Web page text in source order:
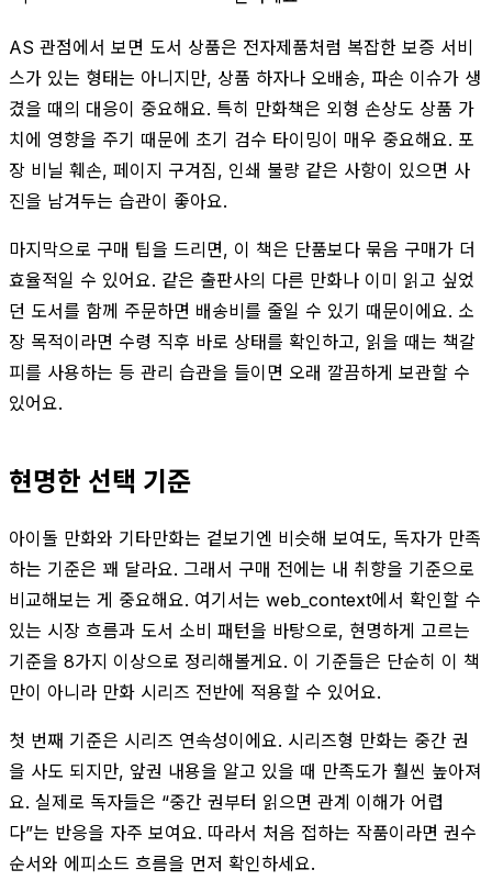
AS 관점에서 보면 도서 상품은 전자제품처럼 복잡한 보증 서비
스가 있는 형태는 아니지만, 상품 하자나 오배송, 파손 이슈가 생
겼을 때의 대응이 중요해요. 특히 만화책은 외형 손상도 상품 가
치에 영향을 주기 때문에 초기 검수 타이밍이 매우 중요해요. 포
장 비닐 훼손, 페이지 구겨짐, 인쇄 불량 같은 사항이 있으면 사
진을 남겨두는 습관이 좋아요.
마지막으로 구매 팁을 드리면, 이 책은 단품보다 묶음 구매가 더
효율적일 수 있어요. 같은 출판사의 다른 만화나 이미 읽고 싶었
던 도서를 함께 주문하면 배송비를 줄일 수 있기 때문이에요. 소
장 목적이라면 수령 직후 바로 상태를 확인하고, 읽을 때는 책갈
피를 사용하는 등 관리 습관을 들이면 오래 깔끔하게 보관할 수
있어요.
현명한 선택 기준
아이돌 만화와 기타만화는 겉보기엔 비슷해 보여도, 독자가 만족
하는 기준은 꽤 달라요. 그래서 구매 전에는 내 취향을 기준으로
비교해보는 게 중요해요. 여기서는 web_context에서 확인할 수
있는 시장 흐름과 도서 소비 패턴을 바탕으로, 현명하게 고르는
기준을 8가지 이상으로 정리해볼게요. 이 기준들은 단순히 이 책
만이 아니라 만화 시리즈 전반에 적용할 수 있어요.
첫 번째 기준은 시리즈 연속성이에요. 시리즈형 만화는 중간 권
을 사도 되지만, 앞권 내용을 알고 있을 때 만족도가 훨씬 높아져
요. 실제로 독자들은 “중간 권부터 읽으면 관계 이해가 어렵
다”는 반응을 자주 보여요. 따라서 처음 접하는 작품이라면 권수
순서와 에피소드 흐름을 먼저 확인하세요.